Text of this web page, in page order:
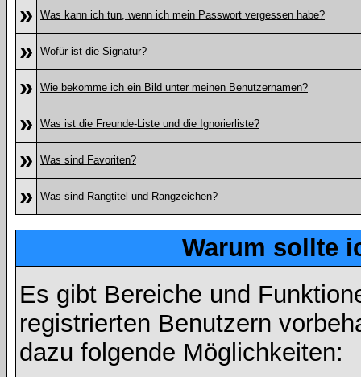
» Was kann ich tun, wenn ich mein Passwort vergessen habe?
» Wofür ist die Signatur?
» Wie bekomme ich ein Bild unter meinen Benutzernamen?
» Was ist die Freunde-Liste und die Ignorierliste?
» Was sind Favoriten?
» Was sind Rangtitel und Rangzeichen?
Warum sollte
Es gibt Bereiche und
registrierten Benutzern
dazu folgende Möglichkeiten: